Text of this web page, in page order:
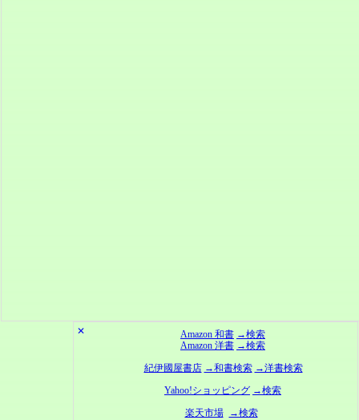
✕ Amazon 和書 →検索
Amazon 洋書 →検索
紀伊國屋書店 →和書検索 →洋書検索
Yahoo!ショッピング →検索
楽天市場
→検索